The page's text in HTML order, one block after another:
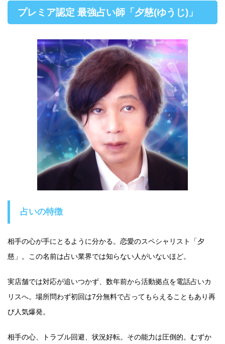
プレミア認定 最強占い師「夕慈(ゆうじ)」
占いの特徴
相手の心が手にとるように分かる。恋愛のスペシャリスト「夕
慈」。この名前は占い業界では知らない人がいないほど。
実店舗では対応が追いつかず、数年前から活動拠点を電話占いカ
リスへ。場所問わず初回は7分無料で占ってもらえることもあり再
び人気爆発。
相手の心、トラブル回避、状況好転。その能力は圧倒的。むずか